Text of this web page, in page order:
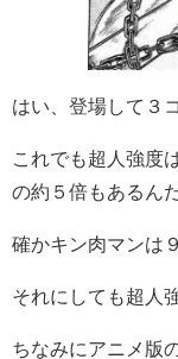
はい、登場して３
これでも超人強度
の約５倍もあるんだ
確かキン肉マンは
それにしても超人
ちなみにアニメ版